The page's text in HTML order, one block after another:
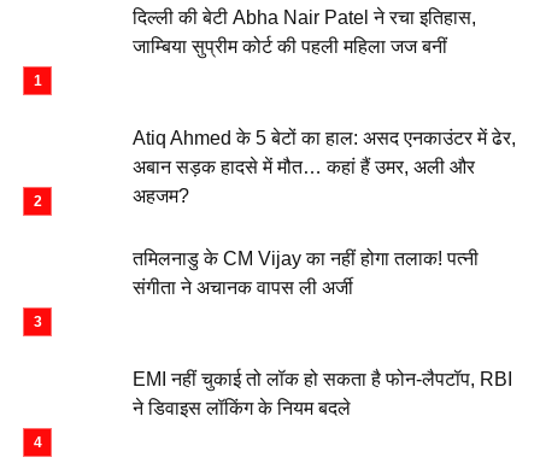
दिल्ली की बेटी Abha Nair Patel ने रचा इतिहास,
जाम्बिया सुप्रीम कोर्ट की पहली महिला जज बनीं
Atiq Ahmed के 5 बेटों का हाल: असद एनकाउंटर में ढेर,
अबान सड़क हादसे में मौत… कहां हैं उमर, अली और
अहजम?
तमिलनाडु के CM Vijay का नहीं होगा तलाक! पत्नी
संगीता ने अचानक वापस ली अर्जी
EMI नहीं चुकाई तो लॉक हो सकता है फोन-लैपटॉप, RBI
ने डिवाइस लॉकिंग के नियम बदले